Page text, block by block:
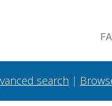
search |